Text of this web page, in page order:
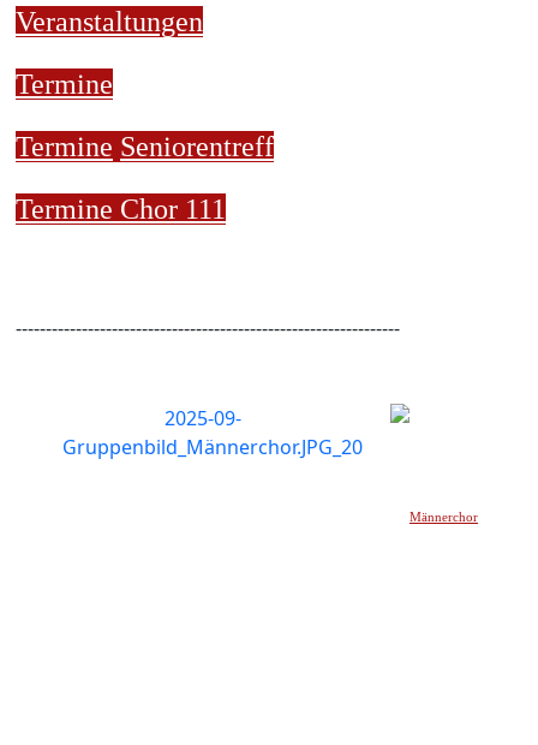
Veranstaltungen
Termine
Termine Seniorentreff
Termine Chor 111
----------------------------------------------------------------
Männerchor